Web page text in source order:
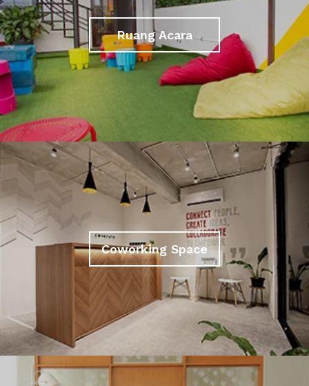
Ruang Acara
Coworking Space